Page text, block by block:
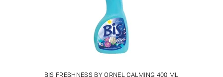
BIS FRESHNESS BY ORNEL CALMING 400 ML